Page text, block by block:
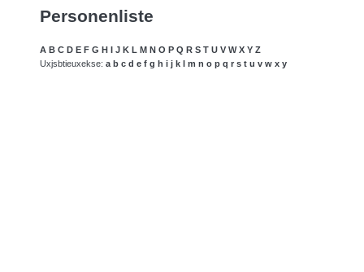
Personenliste
A B C D E F G H I J K L M N O P Q R S T U V W X Y Z
Uxjsbtieuxekse: a b c d e f g h i j k l m n o p q r s t u v w x y